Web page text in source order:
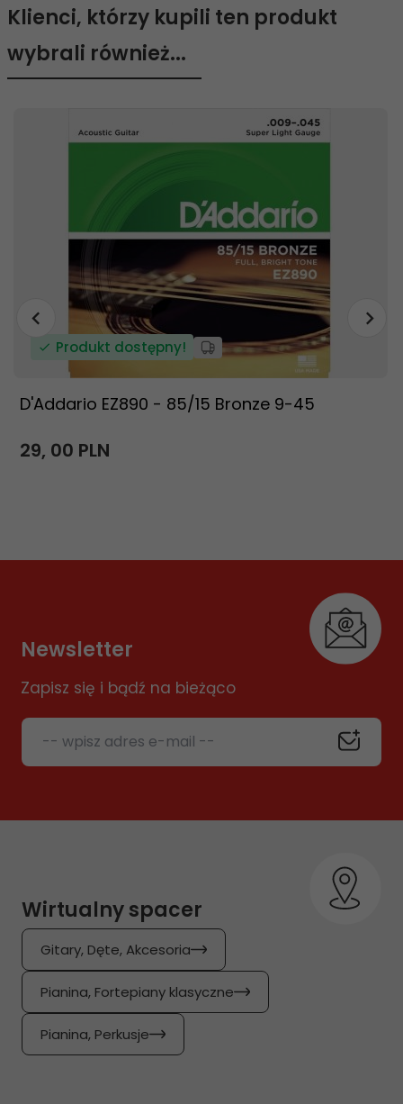
Klienci, którzy kupili ten produkt
wybrali również...
Produkt dostępny!
D'Addario EZ890 - 85/15 Bronze 9-45
29, 00 PLN
Newsletter
Zapisz się i bądź na bieżąco
-- wpisz adres e-mail --
Wirtualny spacer
Gitary, Dęte, Akcesoria
Pianina, Fortepiany klasyczne
Pianina, Perkusje